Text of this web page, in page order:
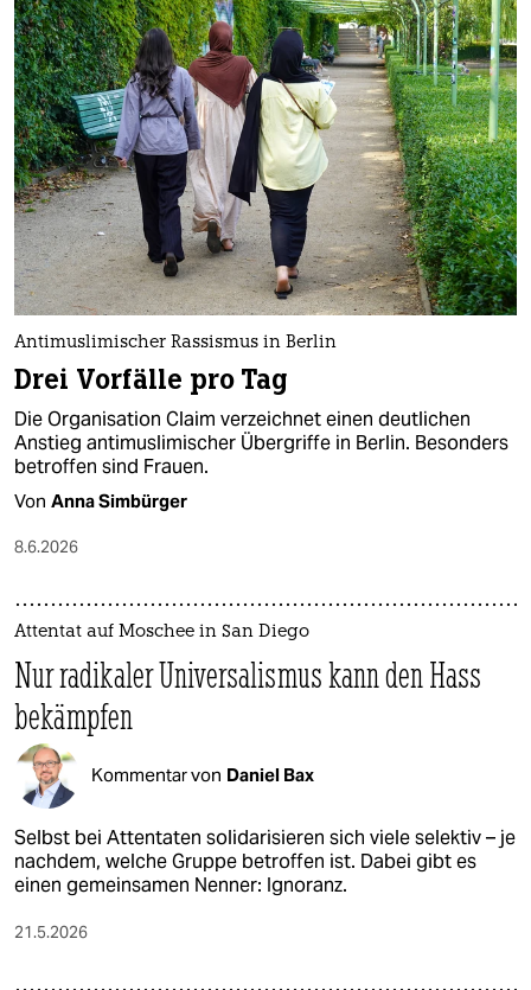
Antimuslimischer Rassismus in Berlin
Drei Vorfälle pro Tag
Die Organisation Claim verzeichnet einen deutlichen
Anstieg antimuslimischer Übergriffe in Berlin. Besonders
betroffen sind Frauen.
Von Anna Simbürger
8.6.2026
Attentat auf Moschee in San Diego
Nur radikaler Universalismus kann den Hass
bekämpfen
Kommentar von Daniel Bax
Selbst bei Attentaten solidarisieren sich viele selektiv – je
nachdem, welche Gruppe betroffen ist. Dabei gibt es
einen gemeinsamen Nenner: Ignoranz.
21.5.2026